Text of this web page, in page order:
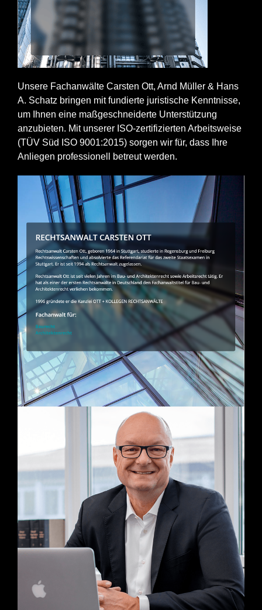
Unsere Fachanwälte Carsten Ott, Arnd Müller & Hans
A. Schatz bringen mit fundierte juristische Kenntnisse,
um Ihnen eine maßgeschneiderte Unterstützung
anzubieten. Mit unserer ISO-zertifizierten Arbeitsweise
(TÜV Süd ISO 9001:2015) sorgen wir für, dass Ihre
Anliegen professionell betreut werden.